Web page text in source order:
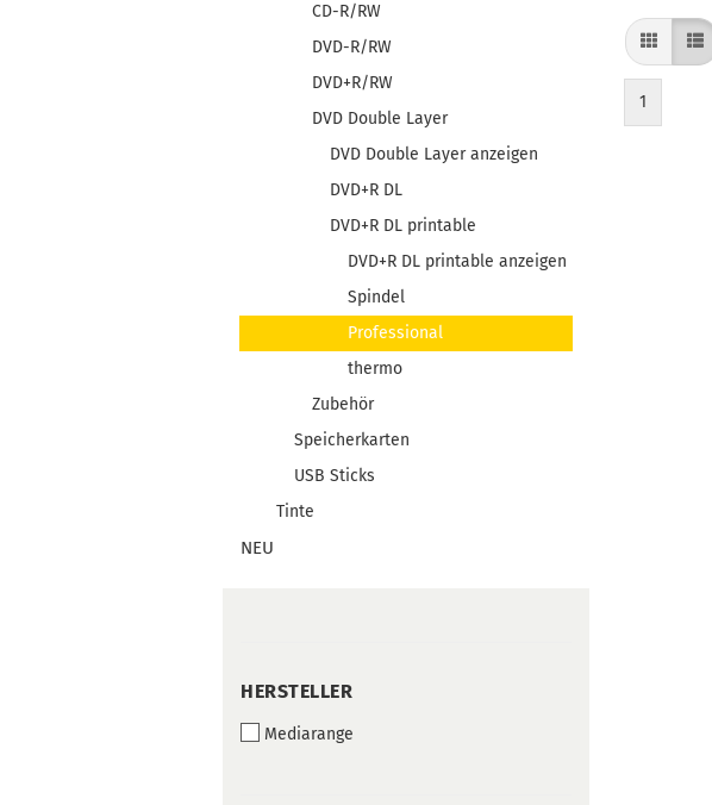
1
CD-R/RW
DVD-R/RW
DVD+R/RW
DVD Double Layer
DVD Double Layer anzeigen
DVD+R DL
DVD+R DL printable
DVD+R DL printable anzeigen
Spindel
Professional
thermo
Zubehör
Speicherkarten
USB Sticks
Tinte
NEU
HERSTELLER
HERSTELLER
Mediarange